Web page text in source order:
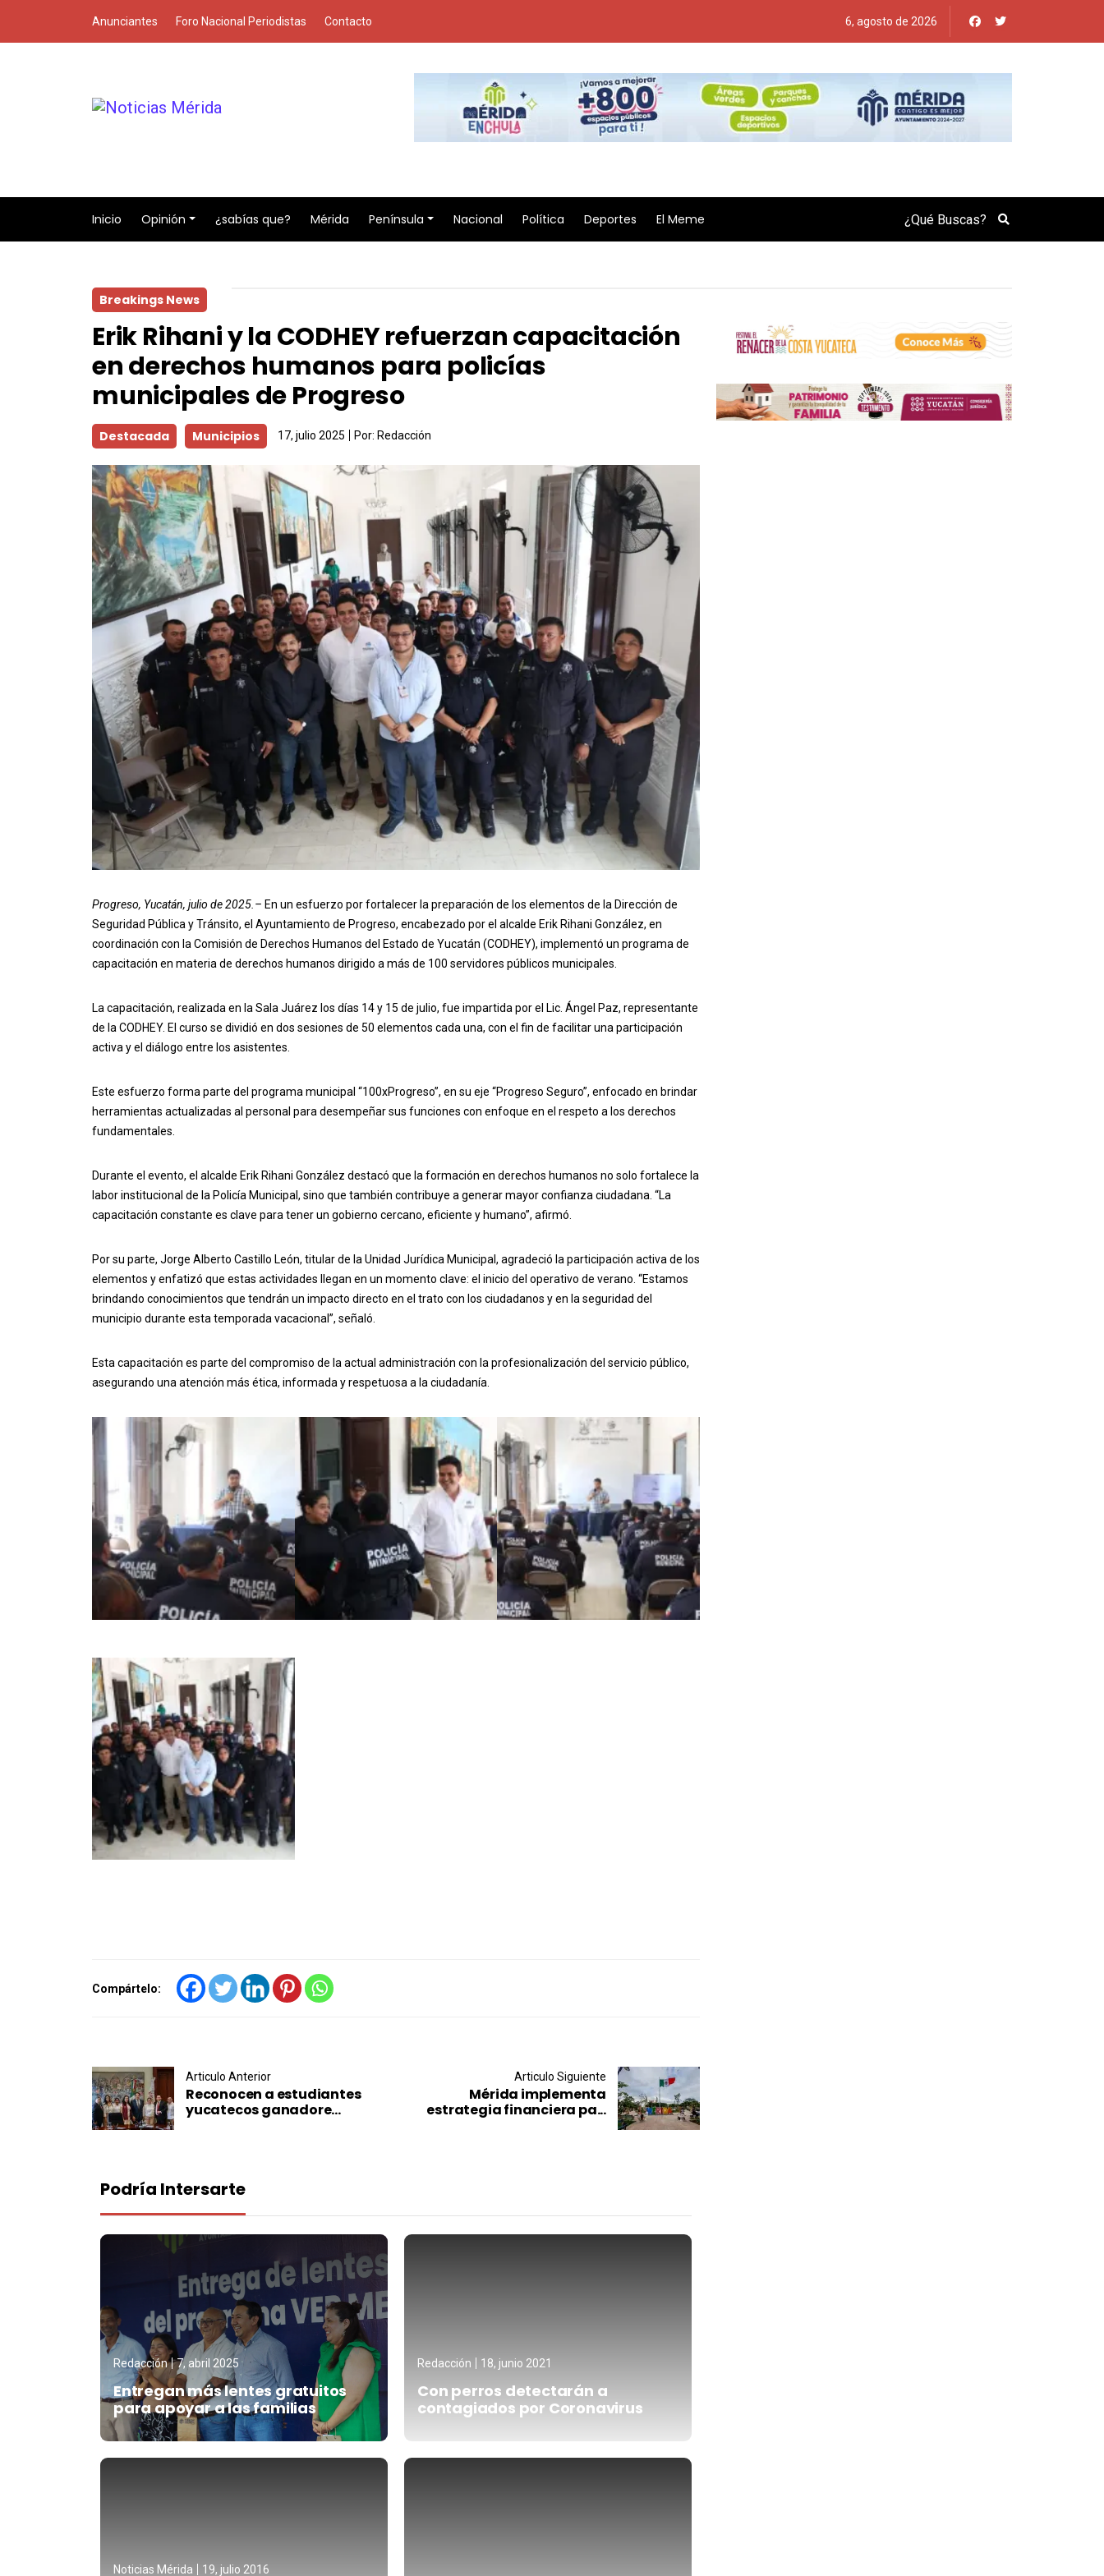
Anunciantes Foro Nacional Periodistas Contacto 6, agosto de 2026
Inicio Opinión ¿sabías que? Mérida Península Nacional Política Deportes El Meme Search
Breakings News
Erik Rihani y la CODHEY refuerzan capacitación
en derechos humanos para policías
municipales de Progreso
Destacada Municipios 17, julio 2025 Por: Redacción
Progreso, Yucatán, julio de 2025.– En un esfuerzo por fortalecer la preparación de los elementos de la Dirección de
Seguridad Pública y Tránsito, el Ayuntamiento de Progreso, encabezado por el alcalde Erik Rihani González, en
coordinación con la Comisión de Derechos Humanos del Estado de Yucatán (CODHEY), implementó un programa de
capacitación en materia de derechos humanos dirigido a más de 100 servidores públicos municipales.
La capacitación, realizada en la Sala Juárez los días 14 y 15 de julio, fue impartida por el Lic. Ángel Paz, representante
de la CODHEY. El curso se dividió en dos sesiones de 50 elementos cada una, con el fin de facilitar una participación
activa y el diálogo entre los asistentes.
Este esfuerzo forma parte del programa municipal “100xProgreso”, en su eje “Progreso Seguro”, enfocado en brindar
herramientas actualizadas al personal para desempeñar sus funciones con enfoque en el respeto a los derechos
fundamentales.
Durante el evento, el alcalde Erik Rihani González destacó que la formación en derechos humanos no solo fortalece la
labor institucional de la Policía Municipal, sino que también contribuye a generar mayor confianza ciudadana. “La
capacitación constante es clave para tener un gobierno cercano, eficiente y humano”, afirmó.
Por su parte, Jorge Alberto Castillo León, titular de la Unidad Jurídica Municipal, agradeció la participación activa de los
elementos y enfatizó que estas actividades llegan en un momento clave: el inicio del operativo de verano. “Estamos
brindando conocimientos que tendrán un impacto directo en el trato con los ciudadanos y en la seguridad del
municipio durante esta temporada vacacional”, señaló.
Esta capacitación es parte del compromiso de la actual administración con la profesionalización del servicio público,
asegurando una atención más ética, informada y respetuosa a la ciudadanía.
Compártelo:
Post navigation
Articulo Anterior
Reconocen a estudiantes
yucatecos ganadore...
Articulo Siguiente
Mérida implementa
estrategia financiera pa...
Podría Intersarte
Redacción 7, abril 2025
Entregan más lentes gratuitos
para apoyar a las familias
Redacción 18, junio 2021
Con perros detectarán a
contagiados por Coronavirus
Noticias Mérida 19, julio 2016